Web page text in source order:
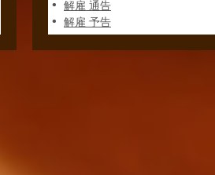
解雇 通告
解雇 予告